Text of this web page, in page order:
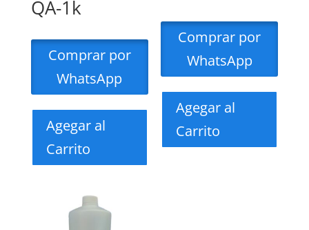
QA-1k
Comprar por
WhatsApp
Agegar al
Carrito
Comprar por
WhatsApp
Agegar al
Carrito